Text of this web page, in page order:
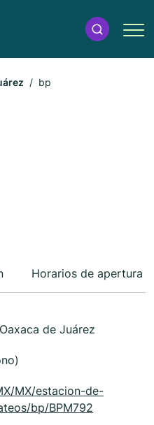
bp
Horarios de apertura
de Juárez
MX/estacion-de-
bp/BPM792